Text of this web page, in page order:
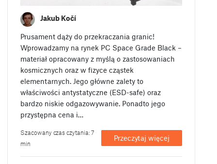
Jakub Kočí
Prusament dąży do przekraczania granic!
Wprowadzamy na rynek PC Space Grade Black –
materiał opracowany z myślą o zastosowaniach
kosmicznych oraz w fizyce cząstek
elementarnych. Jego główne zalety to
właściwości antystatyczne (ESD-safe) oraz
bardzo niskie odgazowywanie. Ponadto jego
przystępna cena i…
Szacowany czas czytania: 7
min
Przeczytaj więcej